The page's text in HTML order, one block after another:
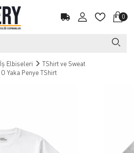
0
İş Elbiseleri
TShirt ve Sweat
O Yaka Penye TShirt